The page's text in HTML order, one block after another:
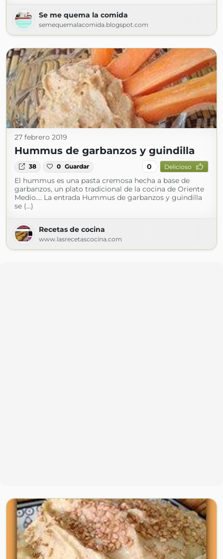
Se me quema la comida
semequemalacomida.blogspot.com
27 febrero 2019
Hummus de garbanzos y guindilla
38 0 Guardar 0 Delicioso
El hummus es una pasta cremosa hecha a base de
garbanzos, un plato tradicional de la cocina de Oriente
Medio.... La entrada Hummus de garbanzos y guindilla
se (...)
Recetas de cocina
www.lasrecetascocina.com